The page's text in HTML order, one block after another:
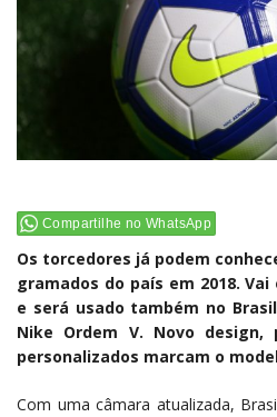
Compartilhe no WhatsApp
Os torcedores já podem
gramados do país em 2018.
e será usado também no
Nike Ordem V. Novo design,
personalizados marcam o
Com uma câmara atualizada,